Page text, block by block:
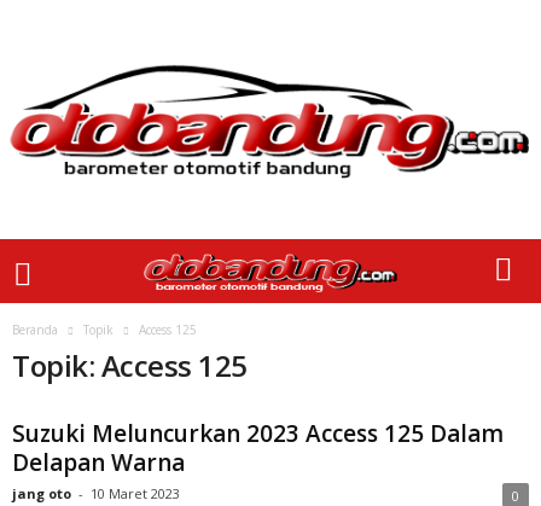
Beranda Topik Access 125
Topik: Access 125
Suzuki Meluncurkan 2023 Access 125 Dalam
Delapan Warna
jang oto - 10 Maret 2023 0